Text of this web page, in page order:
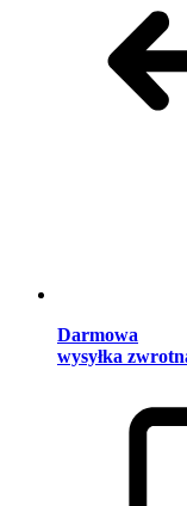
Darmowa
wysyłka